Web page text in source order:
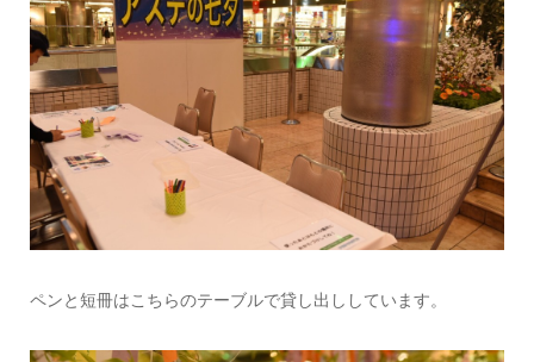
ペンと短冊はこちらのテーブルで貸し出ししています。